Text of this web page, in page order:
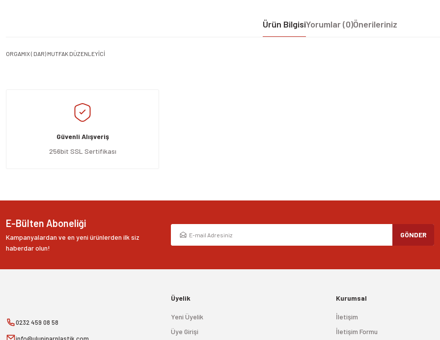
Ürün BilgisiYorumlar (0)Önerileriniz
ORGAMIX ( DAR) MUTFAK DÜZENLEYİCİ
Ürün resmi kalitesiz, bozuk veya görüntülenemiyor.
Ürün açıklamasında eksik bilgiler bulunuyor.
Ürün bilgilerinde hatalar bulunuyor.
Ürün fiyatı diğer sitelerden daha pahalı.
Güvenli Alışveriş
256bit SSL Sertifikası
E-Bülten Aboneliği
Kampanyalardan ve en yeni ürünlerden ilk siz
haberdar olun!
GÖNDER
0232 459 08 58
Üyelik
Yeni Üyelik
Üye Girişi
Kurumsal
İletişim
İletişim Formu